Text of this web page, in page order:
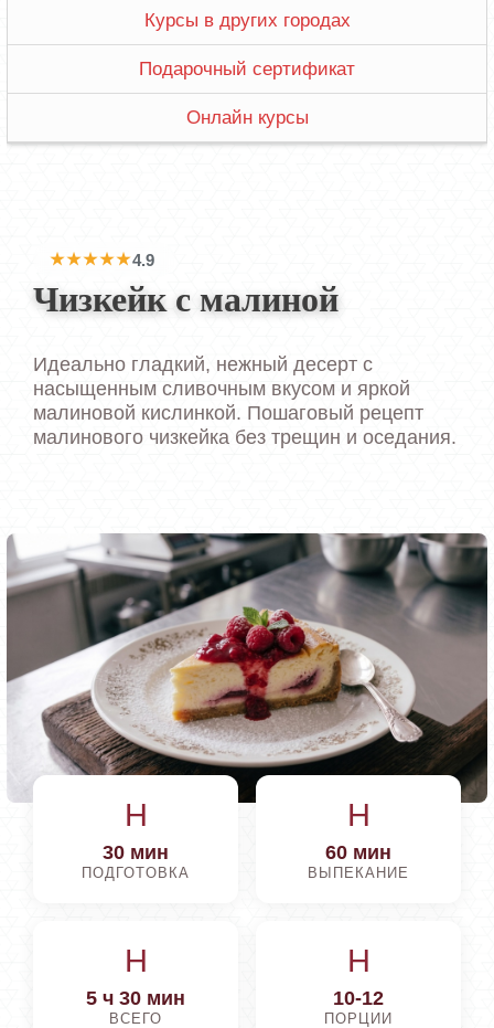
Курсы в других городах
Подарочный сертификат
Онлайн курсы
★★★★★4.9
Чизкейк с малиной
Идеально гладкий, нежный десерт с
насыщенным сливочным вкусом и яркой
малиновой кислинкой. Пошаговый рецепт
малинового чизкейка без трещин и оседания.
H
30 мин
ПОДГОТОВКА
H
60 мин
ВЫПЕКАНИЕ
H
5 ч 30 мин
ВСЕГО
H
10-12
ПОРЦИИ